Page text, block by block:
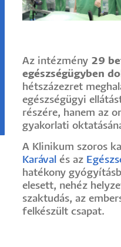
Az intézmény 29
egészségügyben
hétszázezret
egészségügyi
részére, hanem az
gyakorlati
A Klinikum szoros
Karával és az
hatékony
elesett, nehéz
szaktudás, az
felkészült csapat.